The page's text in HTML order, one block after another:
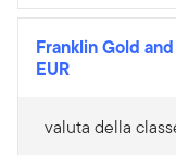
Franklin Gold
EUR
valuta della